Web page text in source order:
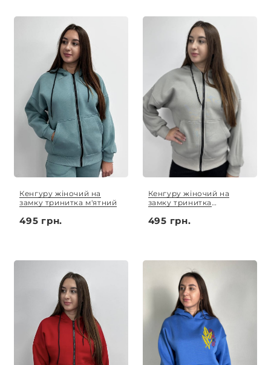
Кенгуру жіночий на
замку тринитка м'ятний
495 грн.
Кенгуру жіночий на
замку тринитка
495 грн.